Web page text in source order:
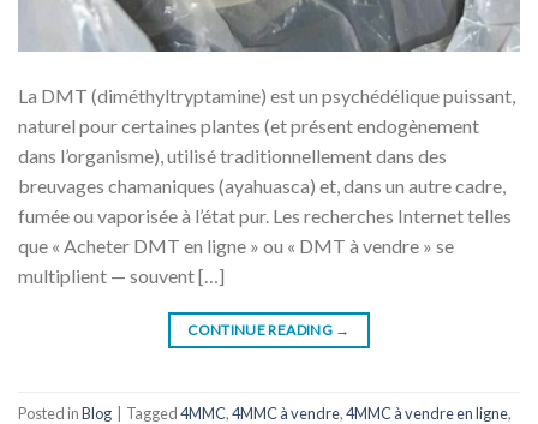
La DMT (diméthyltryptamine) est un psychédélique puissant,
naturel pour certaines plantes (et présent endogènement
dans l’organisme), utilisé traditionnellement dans des
breuvages chamaniques (ayahuasca) et, dans un autre cadre,
fumée ou vaporisée à l’état pur. Les recherches Internet telles
que « Acheter DMT en ligne » ou « DMT à vendre » se
multiplient — souvent […]
CONTINUE READING →
Posted inBlog Tagged4MMC,4MMC à vendre,4MMC à vendre en ligne,